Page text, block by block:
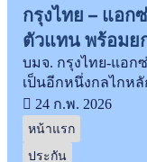
กรุงไทย – แอ
ตัวแทน พร้อมย
บมจ. กรุงไทย-แอก
เป็นอีกหนึ่งกลไกหลั
24 ก.พ. 2026
หน้าแรก
ประกัน